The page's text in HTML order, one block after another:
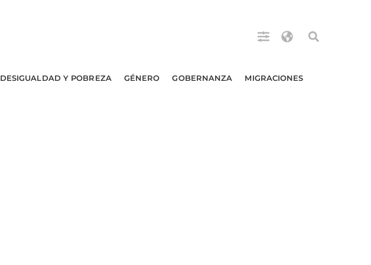
DESIGUALDAD Y POBREZA GÉNERO GOBERNANZA MIGRACIONES